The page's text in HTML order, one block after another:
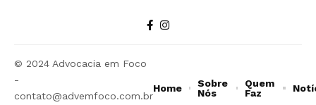
© 2024 Advocacia em Foco
-
contato@advemfoco.com.br
Home
Sobre
Nós
Quem
Faz